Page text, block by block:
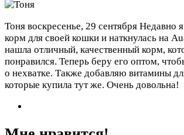
Тоня воскресенье, 29 сентября Недавно
корм для своей кошки и наткнулась на
нашла отличный, качественный корм,
понравился. Теперь беру его оптом,
о нехватке. Также добавляю витамины
которые купила тут же. Очень довольна!